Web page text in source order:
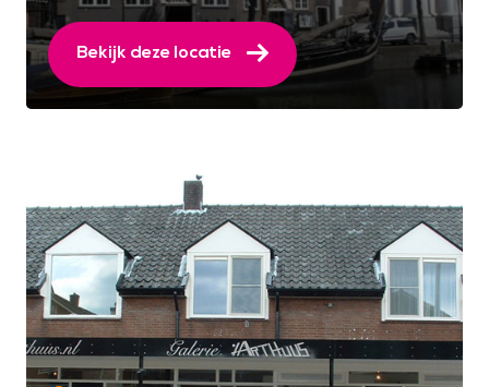
Bekijk deze locatie